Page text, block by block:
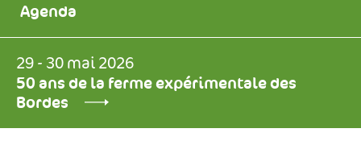
Agenda
29 - 30 mai 2026
50 ans de la ferme expérimentale des
Bordes